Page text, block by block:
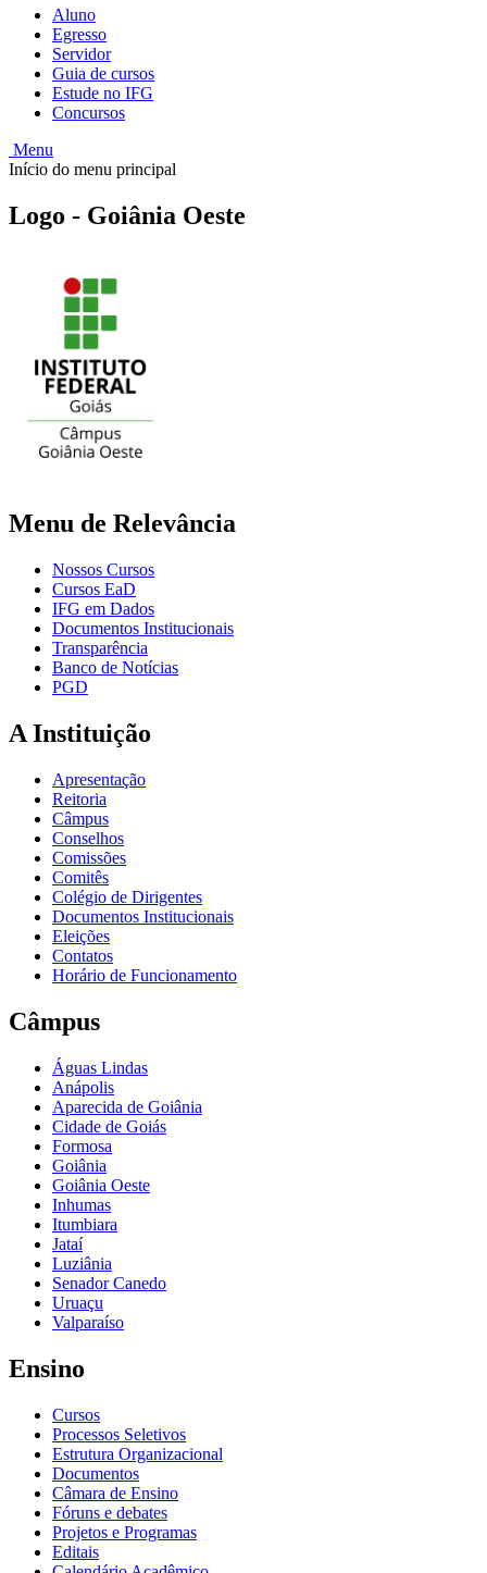
Aluno
Egresso
Servidor
Guia de cursos
Estude no IFG
Concursos
Menu
Início do menu principal
Logo - Goiânia Oeste
Menu de Relevância
Nossos Cursos
Cursos EaD
IFG em Dados
Documentos Institucionais
Transparência
Banco de Notícias
PGD
A Instituição
Apresentação
Reitoria
Câmpus
Conselhos
Comissões
Comitês
Colégio de Dirigentes
Documentos Institucionais
Eleições
Contatos
Horário de Funcionamento
Câmpus
Águas Lindas
Anápolis
Aparecida de Goiânia
Cidade de Goiás
Formosa
Goiânia
Goiânia Oeste
Inhumas
Itumbiara
Jataí
Luziânia
Senador Canedo
Uruaçu
Valparaíso
Ensino
Cursos
Processos Seletivos
Estrutura Organizacional
Documentos
Câmara de Ensino
Fóruns e debates
Projetos e Programas
Editais